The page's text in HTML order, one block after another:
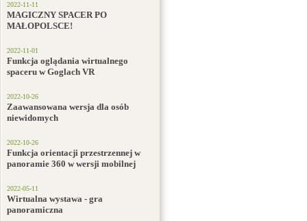
2022-11-11
MAGICZNY SPACER PO
MAŁOPOLSCE!
2022-11-01
Funkcja oglądania wirtualnego
spaceru w Goglach VR
2022-10-26
Zaawansowana wersja dla osób
niewidomych
2022-10-26
Funkcja orientacji przestrzennej w
panoramie 360 w wersji mobilnej
2022-05-11
Wirtualna wystawa - gra
panoramiczna